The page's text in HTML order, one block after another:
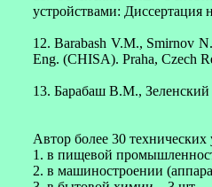
устройствами:
12. Barabash V.M., Smirnov
Eng. (CHISA). Praha, Czech
13. Барабаш В.М.,
Автор более 30
1. в пищевой
2. в машиностроении